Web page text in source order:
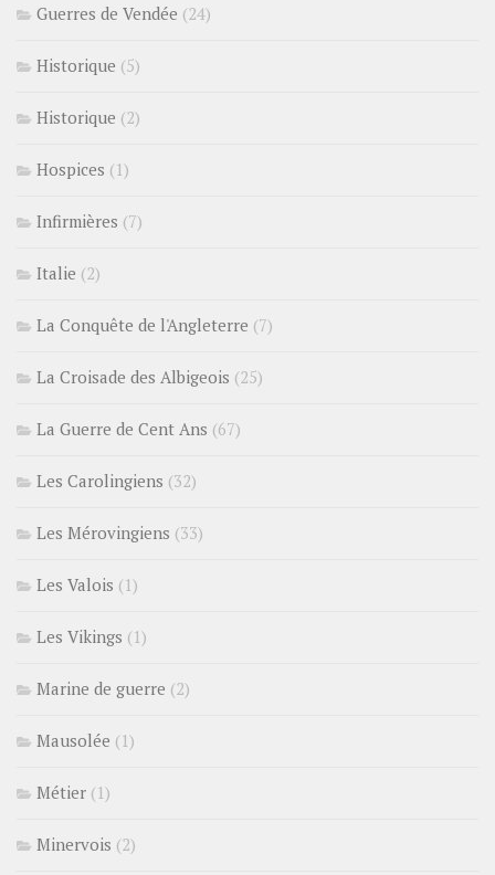
Guerres de Vendée (24)
Historique (5)
Historique (2)
Hospices (1)
Infirmières (7)
Italie (2)
La Conquête de l'Angleterre (7)
La Croisade des Albigeois (25)
La Guerre de Cent Ans (67)
Les Carolingiens (32)
Les Mérovingiens (33)
Les Valois (1)
Les Vikings (1)
Marine de guerre (2)
Mausolée (1)
Métier (1)
Minervois (2)